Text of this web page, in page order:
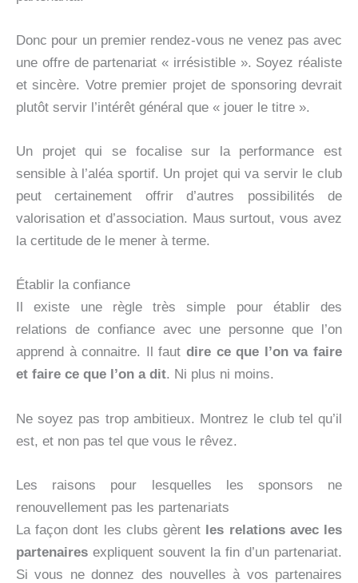
Donc pour un premier rendez-vous ne venez pas avec
une offre de partenariat « irrésistible ». Soyez réaliste
et sincère. Votre premier projet de sponsoring devrait
plutôt servir l’intérêt général que « jouer le titre ».
Un projet qui se focalise sur la performance est
sensible à l’aléa sportif. Un projet qui va servir le club
peut certainement offrir d’autres possibilités de
valorisation et d’association. Maus surtout, vous avez
la certitude de le mener à terme.
Établir la confiance
Il existe une règle très simple pour établir des
relations de confiance avec une personne que l’on
apprend à connaitre. Il faut dire ce que l’on va faire
et faire ce que l’on a dit. Ni plus ni moins.
Ne soyez pas trop ambitieux. Montrez le club tel qu’il
est, et non pas tel que vous le rêvez.
Les raisons pour lesquelles les sponsors ne
renouvellement pas les partenariats
La façon dont les clubs gèrent les relations avec les
partenaires expliquent souvent la fin d’un partenariat.
Si vous ne donnez des nouvelles à vos partenaires